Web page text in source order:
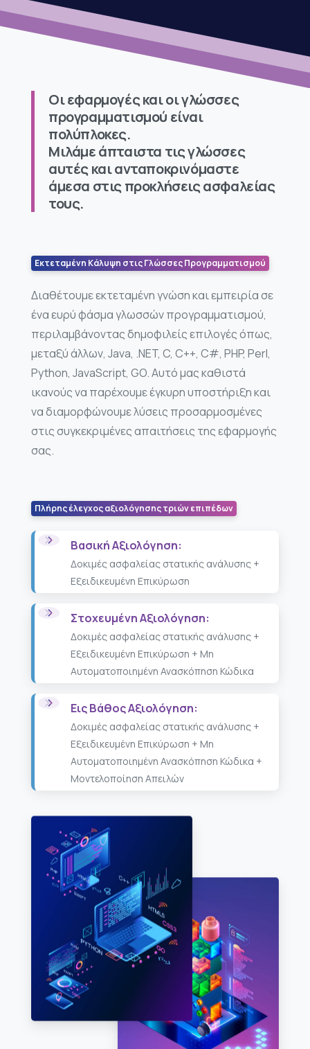
Οι εφαρμογές και οι γλώσσες
προγραμματισμού είναι
πολύπλοκες.
Μιλάμε άπταιστα τις γλώσσες
αυτές και ανταποκρινόμαστε
άμεσα στις προκλήσεις ασφαλείας
τους.
Εκτεταμένη Κάλυψη στις Γλώσσες Προγραμματισμού
Διαθέτουμε εκτεταμένη γνώση και εμπειρία σε
ένα ευρύ φάσμα γλωσσών προγραμματισμού,
περιλαμβάνοντας δημοφιλείς επιλογές όπως,
μεταξύ άλλων, Java, .NET, C, C++, C#, PHP, Perl,
Python, JavaScript, GO. Αυτό μας καθιστά
ικανούς να παρέχουμε έγκυρη υποστήριξη και
να διαμορφώνουμε λύσεις προσαρμοσμένες
στις συγκεκριμένες απαιτήσεις της εφαρμογής
σας.
Πλήρης έλεγχος αξιολόγησης τριών επιπέδων
Βασική Αξιολόγηση:
Δοκιμές ασφαλείας στατικής ανάλυσης +
Εξειδικευμένη Επικύρωση
Στοχευμένη Αξιολόγηση:
Δοκιμές ασφαλείας στατικής ανάλυσης +
Εξειδικευμένη Επικύρωση + Μη
Αυτοματοποιημένη Ανασκόπηση Κώδικα
Εις Βάθος Αξιολόγηση:
Δοκιμές ασφαλείας στατικής ανάλυσης +
Εξειδικευμένη Επικύρωση + Μη
Αυτοματοποιημένη Ανασκόπηση Κώδικα +
Μοντελοποίηση Aπειλών